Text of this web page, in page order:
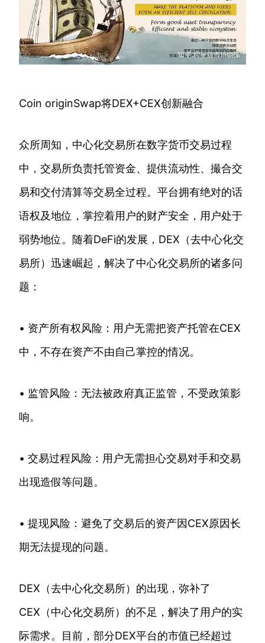
Coin originSwap将DEX+CEX创新融合
众所周知，中心化交易所在数字货币交易过程
中，交易所负责托管资金、提供流动性、撮合交
易和交付清算等交易全过程。平台拥有绝对的话
语权及地位，掌控着用户的财产安全，用户处于
弱势地位。随着DeFi的发展，DEX（去中心化交
易所）迅速崛起，解决了中心化交易所的诸多问
题：
• 资产所有权风险：用户无需把资产托管在CEX
中，不存在资产不由自己掌控的情况。
• 监管风险：无法被政府真正监管，不受政策影
响。
• 交易过程风险：用户无需担心交易对手和交易
出现造假等问题。
• 提现风险：避免了交易后的资产因CEX原因长
期无法提现的问题。
DEX（去中心化交易所）的出现，弥补了
CEX（中心化交易所）的不足，解决了用户的实
际需求。目前，部分DEX平台的市值已经超过